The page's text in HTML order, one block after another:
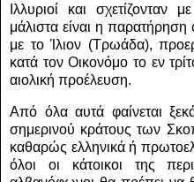
Ιλλυριοί και σχετίζονταν
μάλιστα είναι η παρατήρηση
με το Ίλιον (Τρωάδα),
κατά τον Οικονόμο το εν
αιολική προέλευση.
Από όλα αυτά φαίνεται
σημερινού κράτους των
καθαρώς ελληνικά ή
όλοι οι κάτοικοι της